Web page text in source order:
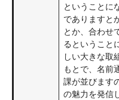
ということに
でありますと
とか、合わせ
るということ
しい大きな取
もとで、名前
課が並びます
の魅力を発信